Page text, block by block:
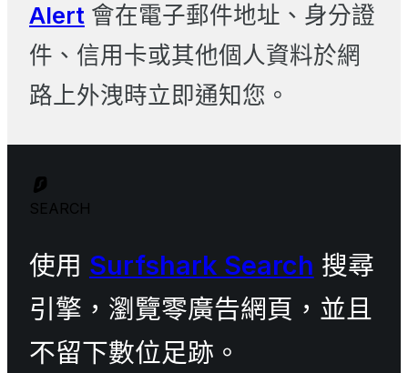
Alert會在電子郵件地址、身分證
件、信用卡或其他個人資料於網
路上外洩時立即通知您。
SEARCH
使用 Surfshark Search 搜尋
引擎，瀏覽零廣告網頁，並且
不留下數位足跡。